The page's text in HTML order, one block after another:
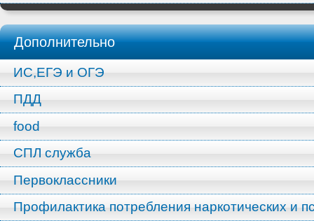
Дополнительно
ИС,ЕГЭ и ОГЭ
ПДД
food
СПЛ служба
Первоклассники
Профилактика потребления наркотических и